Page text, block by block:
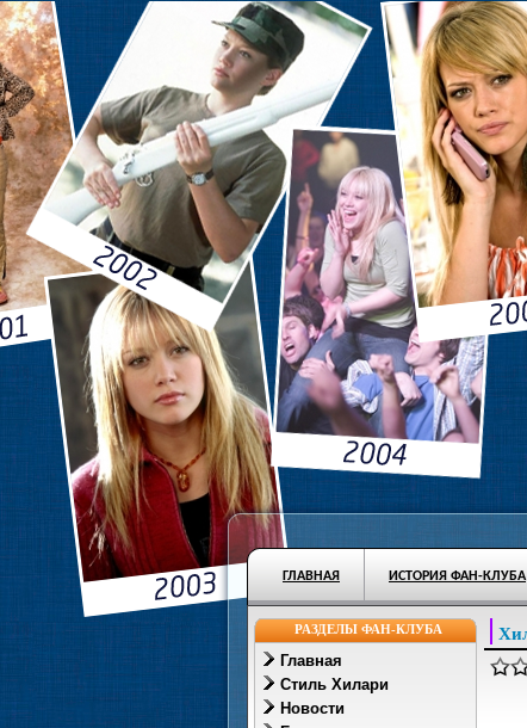
ГЛАВНАЯ ИСТОРИЯ ФАН-КЛУБА
РАЗДЕЛЫ ФАН-КЛУБА
Главная
Стиль Хилари
Новости